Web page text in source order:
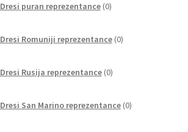
Dresi puran reprezentance 0izdelkov
Dresi Romuniji reprezentance 0izdelkov
Dresi Rusija reprezentance 0izdelkov
Dresi San Marino reprezentance 0izdelkov